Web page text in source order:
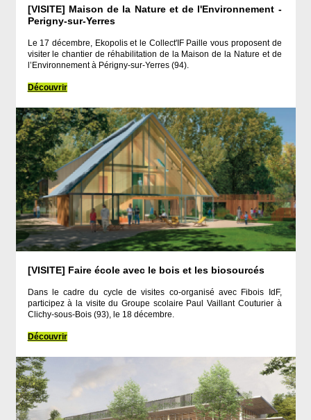
[VISITE] Maison de la Nature et de l'Environnement -
Perigny-sur-Yerres
Le 17 décembre, Ekopolis et le Collect'IF Paille vous proposent de
visiter le chantier de réhabilitation de la Maison de la Nature et de
l’Environnement à Périgny-sur-Yerres (94).
Découvrir
[VISITE] Faire école avec le bois et les biosourcés
Dans le cadre du cycle de visites co-organisé avec Fibois IdF,
participez à la visite du Groupe scolaire Paul Vaillant Couturier à
Clichy-sous-Bois (93), le 18 décembre.
Découvrir